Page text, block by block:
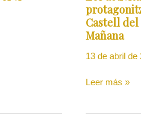
Castell del
Mañana
13 de abril de
La
Mañana
Leer más »